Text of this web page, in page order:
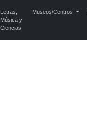
Letras,
Música y
Ciencias
Museos/Centros